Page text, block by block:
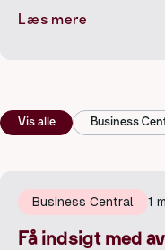
Læs mere
Vis alle Business
Business Central 1
Få indsigt med